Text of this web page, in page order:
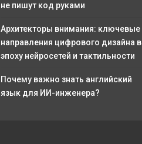
не пишут код руками
Архитекторы внимания: ключевые
направления цифрового дизайна в
эпоху нейросетей и тактильности
Почему важно знать английский
язык для ИИ-инженера?